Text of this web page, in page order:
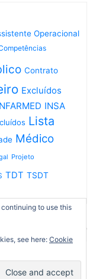
Operacional
Contrato
Excluídos
INSA
Lista
Médico
Projeto
TDT TSDT
to use this
see here: Cookie